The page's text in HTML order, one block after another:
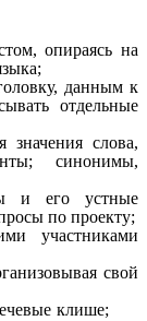
опираясь на
данным к
отдельные
значения слова,
синонимы,
и его устные
по проекту;
участниками
свой
речевые клише;